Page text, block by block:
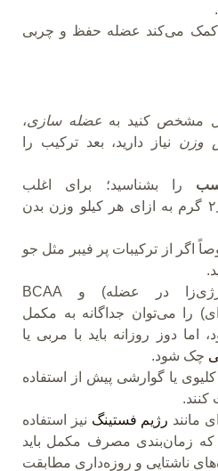
کمک می‌کند عضله حفظ و چربی
مشخص کنید به عضله سازی،
وزن نیاز دارید، بعد ترکیب را
را بشناسید؛ برای اغلب
ورزشکاران ۱٫۶ تا ۲٫۲ گرم به ازای هر کیلو وزن بدن
اگر از ترکیبات پر فیبر مثل جو
کراتین (ترکیب انرژی‌زا در عضله) و BCAA
را می‌توان جداگانه به مکمل
اما دوز روزانه باید با مربی یا
چک شود.
یا گوارشی پیش از استفاده
مانند رژیم فستینگ نیز استفاده
که زمان‌بندی مصرف مکمل باید
ناشتایی و روزه‌داری مطابقت